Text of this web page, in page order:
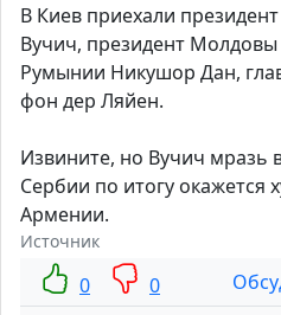
В Киев приехали
Вучич, президент
Румынии Никушор Дан,
фон дер Ляйен.
Извините, но Вучич мразь
Сербии по итогу
Армении.
Источник
0 0